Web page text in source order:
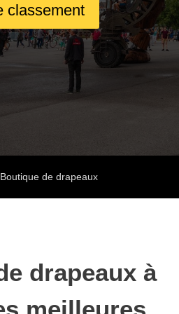
classement
Boutique de drapeaux
drapeaux à